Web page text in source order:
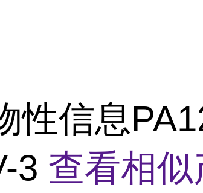
性信息
3 查看相似